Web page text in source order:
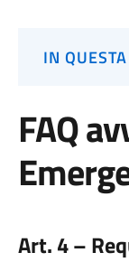
IN
FAQ
Art. 4 –